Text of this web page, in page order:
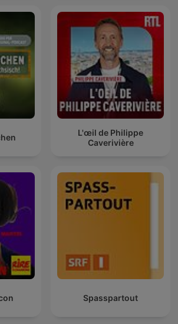
L'œil de Philippe
Caverivière
Spasspartout